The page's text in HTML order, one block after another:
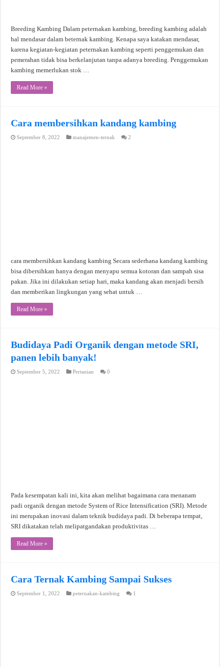
Breeding Kambing Dalam peternakan kambing, breeding kambing adalah
hal mendasar dalam beternak kambing. Kenapa saya katakan mendasar,
karena kegiatan-kegiatan peternakan kambing seperti penggemukan dan
pemerahan tidak bisa berkelanjutan tanpa adanya breeding. Penggemukan
kambing memerlukan stok …
Read More »
Cara membersihkan kandang kambing
September 8, 2022 manajemen-ternak 2
cara membersihkan kandang kambing Secara sederhana kandang kambing
bisa dibersihkan hanya dengan menyapu semua kotoran dan sampah sisa
pakan. Jika ini dilakukan setiap hari, maka kandang akan menjadi bersih
dan memberikan lingkungan yang sehat untuk …
Read More »
Budidaya Padi Organik dengan metode SRI,
panen lebih banyak!
September 5, 2022 Pertanian 0
Pada kesempatan kali ini, kita akan melihat bagaimana cara menanam
padi organik dengan metode System of Rice Intensification (SRI). Metode
ini merupakan inovasi dalam teknik budidaya padi. Di beberapa tempat,
SRI dikatakan telah melipatgandakan produktivitas …
Read More »
Cara Ternak Kambing Sampai Sukses
September 1, 2022 peternakan-kambing 1